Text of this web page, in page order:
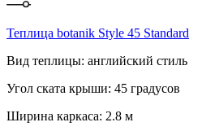
Теплица botanik Style 45 Standard
Вид теплицы: английский стиль
Угол ската крыши: 45 градусов
Ширина каркаса: 2.8 м